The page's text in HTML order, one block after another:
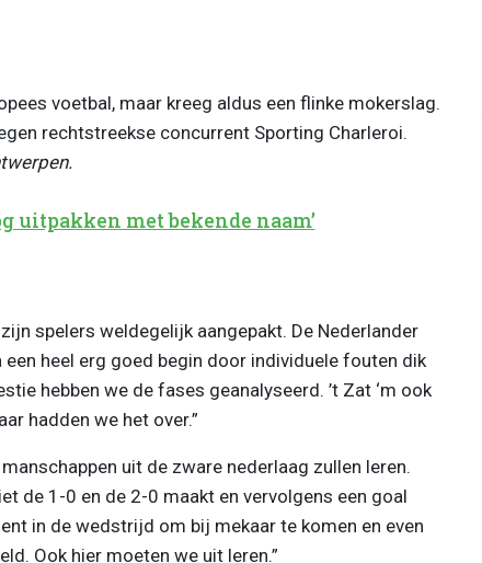
voetbal, maar kreeg aldus een flinke mokerslag.
rechtstreekse concurrent Sporting Charleroi.
uitpakken met bekende naam’
spelers weldegelijk aangepakt. De Nederlander
een heel erg goed begin door individuele fouten dik
hebben we de fases geanalyseerd. ’t Zat ‘m ook
hadden we het over.”
uit de zware nederlaag zullen leren.
de 1-0 en de 2-0 maakt en vervolgens een goal
in de wedstrijd om bij mekaar te komen en even
Ook hier moeten we uit leren.”